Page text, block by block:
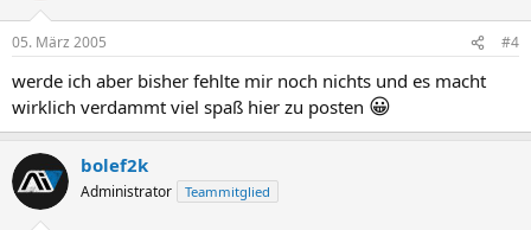
05. März 2005 #4
werde ich aber bisher fehlte mir noch nichts und es macht
wirklich verdammt viel spaß hier zu posten 😀
bolef2k
Administrator Teammitglied